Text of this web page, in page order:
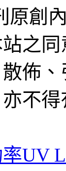
原創
之
佈
不
UV